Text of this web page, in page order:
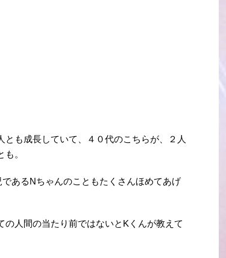
も成長していて、４０代のこちらが、２人
。
あるNちゃんのこともたくさんほめてあげ
人間の当たり前ではないとKくんが教えて